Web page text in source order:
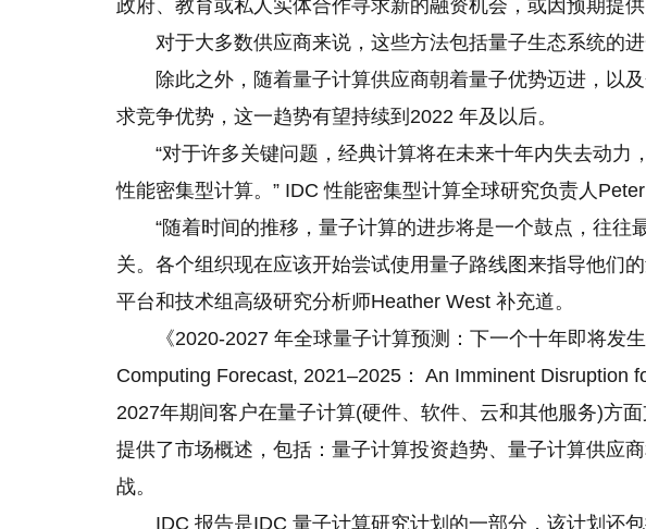
政府、教育或私人实体合作寻求新的融资机会，或因预期提供
对于大多数供应商来说，这些方法包括量子生态系统的进
除此之外，随着量子计算供应商朝着量子优势迈进，以
求竞争优势，这一趋势有望持续到2022 年及以后。
“对于许多关键问题，经典计算将在未来十年内失去动力
性能密集型计算。” IDC 性能密集型计算全球研究负责人
“随着时间的推移，量子计算的进步将是一个鼓点，往往
关。各个组织现在应该开始尝试使用量子路线图来指导他们
平台和技术组高级研究分析师Heather West 补充道。
《2020-2027 年全球量子计算预测：下一个十年即将发
Computing Forecast, 2021–2025： An Imminent Disruption
2027年期间客户在量子计算(硬件、软件、云和其他服务)方
提供了市场概述，包括：量子计算投资趋势、量子计算供应
战。
IDC 报告是IDC 量子计算研究计划的一部分，该计划还